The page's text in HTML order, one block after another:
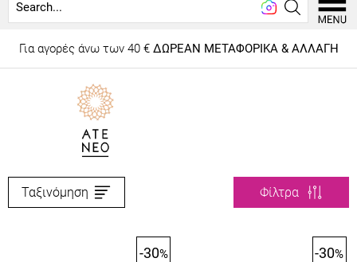
Looking
Για αγορές άνω των 40 € ΔΩΡΕΑΝ ΜΕΤΑΦΟΡΙΚΑ & ΑΛΛΑΓΗ
Ταξινόμηση Φίλτρα
-30% -30%